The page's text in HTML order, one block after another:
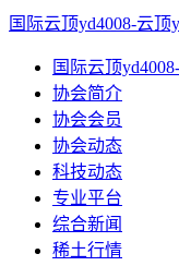
国际云顶yd4008-云顶
国际云顶
协会简介
协会会员
协会动态
科技动态
专业平台
综合新闻
稀土行情